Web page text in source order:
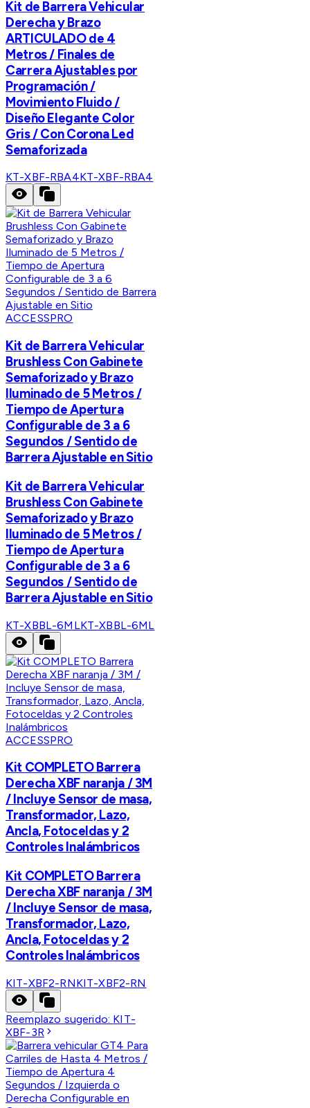
Kit de Barrera Vehicular
Derecha y Brazo
ARTICULADO de 4
Metros / Finales de
Carrera Ajustables por
Programación /
Movimiento Fluido /
Diseño Elegante Color
Gris / Con Corona Led
Semaforizada
KT-XBF-RBA4KT-XBF-RBA4
ACCESSPRO
Kit de Barrera Vehicular
Brushless Con Gabinete
Semaforizado y Brazo
Iluminado de 5 Metros /
Tiempo de Apertura
Configurable de 3 a 6
Segundos / Sentido de
Barrera Ajustable en Sitio
Kit de Barrera Vehicular
Brushless Con Gabinete
Semaforizado y Brazo
Iluminado de 5 Metros /
Tiempo de Apertura
Configurable de 3 a 6
Segundos / Sentido de
Barrera Ajustable en Sitio
KT-XBBL-6MLKT-XBBL-6ML
ACCESSPRO
Kit COMPLETO Barrera
Derecha XBF naranja / 3M
/ Incluye Sensor de masa,
Transformador, Lazo,
Ancla, Fotoceldas y 2
Controles Inalámbricos
Kit COMPLETO Barrera
Derecha XBF naranja / 3M
/ Incluye Sensor de masa,
Transformador, Lazo,
Ancla, Fotoceldas y 2
Controles Inalámbricos
KIT-XBF2-RNKIT-XBF2-RN
Reemplazo sugerido: KIT-
XBF-3R